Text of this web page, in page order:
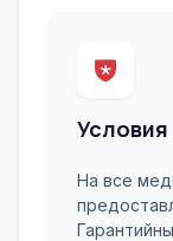
Условия
На все